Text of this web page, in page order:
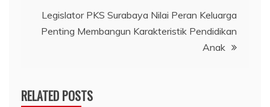
Legislator PKS Surabaya Nilai Peran Keluarga
Penting Membangun Karakteristik Pendidikan
Anak
RELATED POSTS